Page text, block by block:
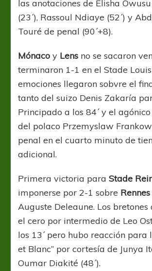
las anotaciones de Elisha
(23´), Rassoul Ndiaye (52´) y
Touré de penal (90´+8).
Mónacoy Lens no se sacaron
terminaron 1-1 en el Stade Louis
emociones llegaron sobvre el
tanto del suizo Denis Zakaría
Principado a los 84´ y el
del polaco Przemyslaw
penal en el cuarto minuto de
adicional.
Primera victoria paraStade
imponerse por 2-1 sobre Rennes
Auguste Deleaune. Los
el cero por intermedio de Leo
los 13´ pero hubo reacción para
et Blanc” por cortesía de Junya
Oumar Diakité (48´).